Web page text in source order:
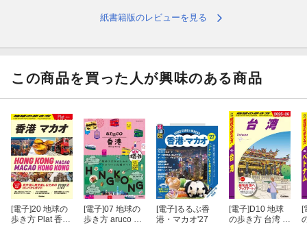
【香港エリアガイド】
●九龍 尖沙咀 、 油麻地 、 旺角 、 深水土歩 、 紅カン 、 九龍城
●新界 鯉魚門 、 西貢 、 セン灣 、 屯門 、 元朗 、 沙田 、 大埔 、
流浮山
●島部 ランタオ島 、 香港ディズニーランド 、 長洲島 、 南Y島 、
坪洲島
【グルメガイド】
紙書籍版のレビューを見る
この商品を買った人が興味のある商品
[電子]20 地球の
歩き方 Plat 香港
[電子]07 地球の
歩き方 aruco 香
[電子]るるぶ香
港・マカオ'27
[電子]D10 地球
の歩き方 台湾 2
[